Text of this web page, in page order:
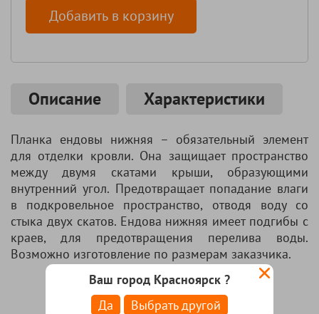
Ваш город Красноярск ?
Да
Выбрать другой
Добавить в корзину
Описание Характеристики
Планка ендовы нижняя – обязательный элемент
для отделки кровли. Она защищает пространство
между двумя скатами крыши, образующими
внутренний угол. Предотвращает попадание влаги
в подкровельное пространство, отводя воду со
стыка двух скатов. Ендова нижняя имеет подгибы с
краев, для предотвращения перелива воды.
Возможно изготовление по размерам заказчика.